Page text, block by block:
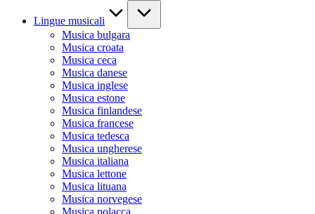
Lingue musicali
Musica bulgara
Musica croata
Musica ceca
Musica danese
Musica inglese
Musica estone
Musica finlandese
Musica francese
Musica tedesca
Musica ungherese
Musica italiana
Musica lettone
Musica lituana
Musica norvegese
Musica polacca